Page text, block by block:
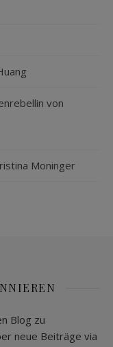
von
Moninger
Blog zu
neue Beiträge via